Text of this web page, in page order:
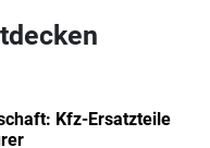
Kfz-Ersatzteile